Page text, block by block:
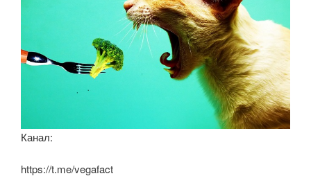
Канал:
https://t.me/vegafact